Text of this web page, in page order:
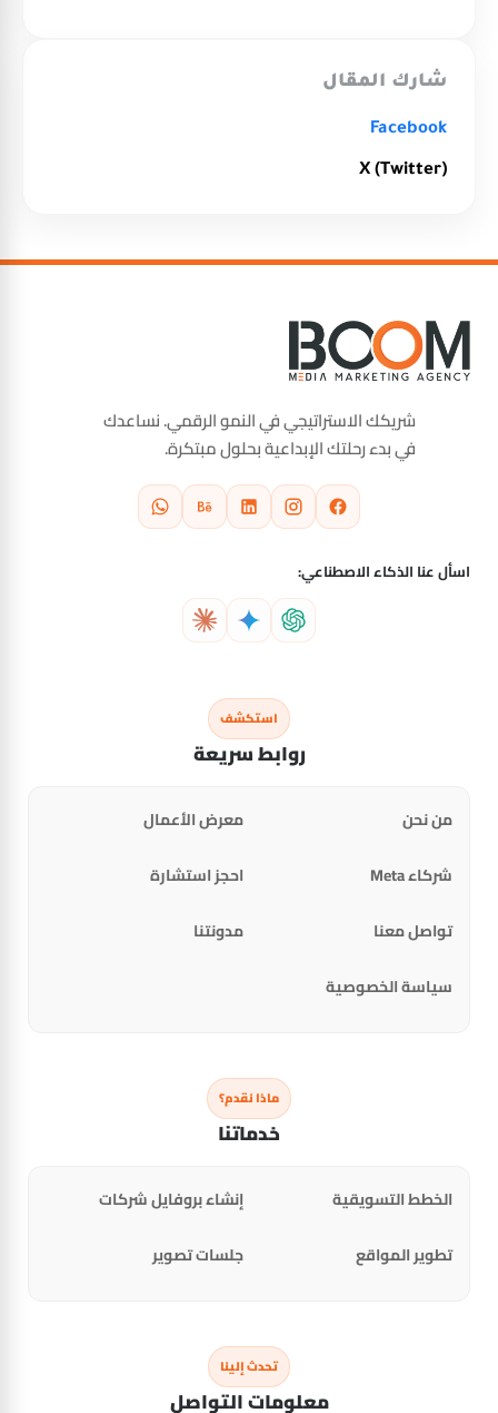
شارك المقال
Facebook
X (Twitter)
شريكك الاستراتيجي في النمو الرقمي. نساعدك
في بدء رحلتك الإبداعية بحلول مبتكرة.
اسأل عنا الذكاء الاصطناعي:
استكشف
روابط سريعة
من نحن
معرض الأعمال
شركاء Meta
احجز استشارة
تواصل معنا
مدونتنا
سياسة الخصوصية
ماذا نقدم؟
خدماتنا
الخطط التسويقية
إنشاء بروفايل شركات
تطوير المواقع
جلسات تصوير
تحدث إلينا
معلومات التواصل